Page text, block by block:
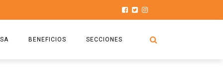
BENEFICIOS SECCIONES